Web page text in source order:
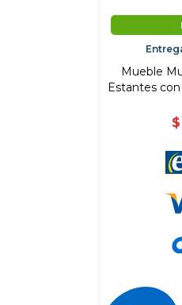
Mueble
Estantes con
$